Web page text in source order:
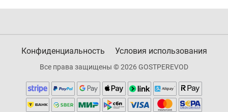
Конфиденциальность Условия использования
Все права защищены © 2026 GOSTPEREVOD